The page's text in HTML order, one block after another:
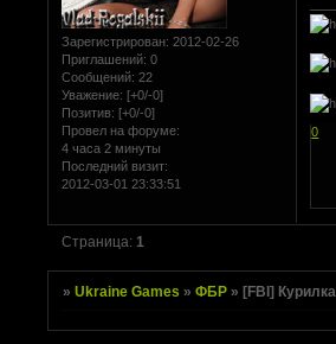
Зарегистрирован: 2012-02-26
Приглашений: 0
Сообщений: 22
Уважение: [+0/-0]
Позитив: [+0/-0]
Провел на форуме:
4 часа 2 минуты
Последний визит:
2012-03-01 23:33:51
0
Страница:1
»Ukraine Games »ФБР »[FBI] Курилка